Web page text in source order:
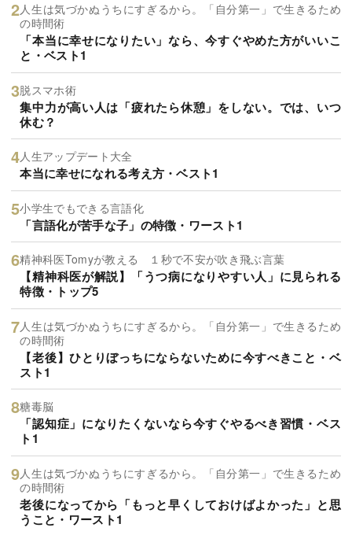
人生は気づかぬうちにすぎるから。「自分第一」で生きるため
の時間術
「本当に幸せになりたい」なら、今すぐやめた方がいいこ
と・ベスト1
脱スマホ術
集中力が高い人は「疲れたら休憩」をしない。では、いつ
休む？
人生アップデート大全
本当に幸せになれる考え方・ベスト1
小学生でもできる言語化
「言語化が苦手な子」の特徴・ワースト1
精神科医Tomyが教える １秒で不安が吹き飛ぶ言葉
【精神科医が解説】「うつ病になりやすい人」に見られる
特徴・トップ5
人生は気づかぬうちにすぎるから。「自分第一」で生きるため
の時間術
【老後】ひとりぼっちにならないために今すべきこと・ベ
スト1
糖毒脳
「認知症」になりたくないなら今すぐやるべき習慣・ベス
ト1
人生は気づかぬうちにすぎるから。「自分第一」で生きるため
の時間術
老後になってから「もっと早くしておけばよかった」と思
うこと・ワースト1